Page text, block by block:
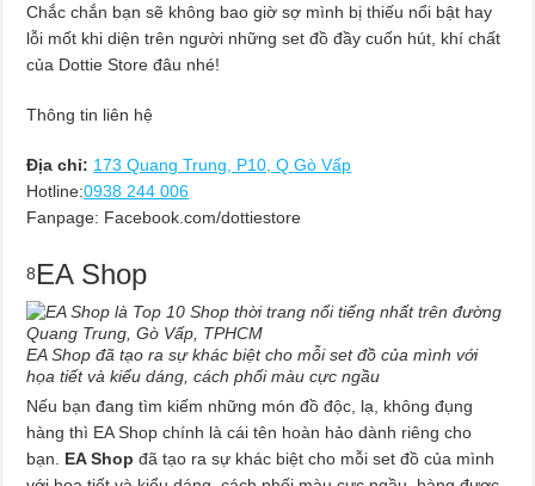
Chắc chắn bạn sẽ không bao giờ sợ mình bị thiếu nổi bật hay
lỗi mốt khi diện trên người những set đồ đầy cuốn hút, khí chất
của Dottie Store đâu nhé!
Thông tin liên hệ
Địa chỉ: 173 Quang Trung, P10, Q Gò Vấp
Hotline:0938 244 006
Fanpage: Facebook.com/dottiestore
8EA Shop
EA Shop đã tạo ra sự khác biệt cho mỗi set đồ của mình với
họa tiết và kiểu dáng, cách phối màu cực ngầu
Nếu bạn đang tìm kiếm những món đồ độc, lạ, không đụng
hàng thì EA Shop chính là cái tên hoàn hảo dành riêng cho
bạn.
EA Shop đã tạo ra sự khác biệt cho mỗi set đồ của mình